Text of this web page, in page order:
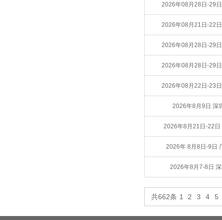
2026年08月28日-29
2026年08月21日-22
2026年08月28日-29
2026年08月28日-29
2026年08月22日-23
2026年8月9日 深
2026年8月21日-22日
2026年 8月8日-9日
2026年8月7-8日
共662条 1 2 3 4 5